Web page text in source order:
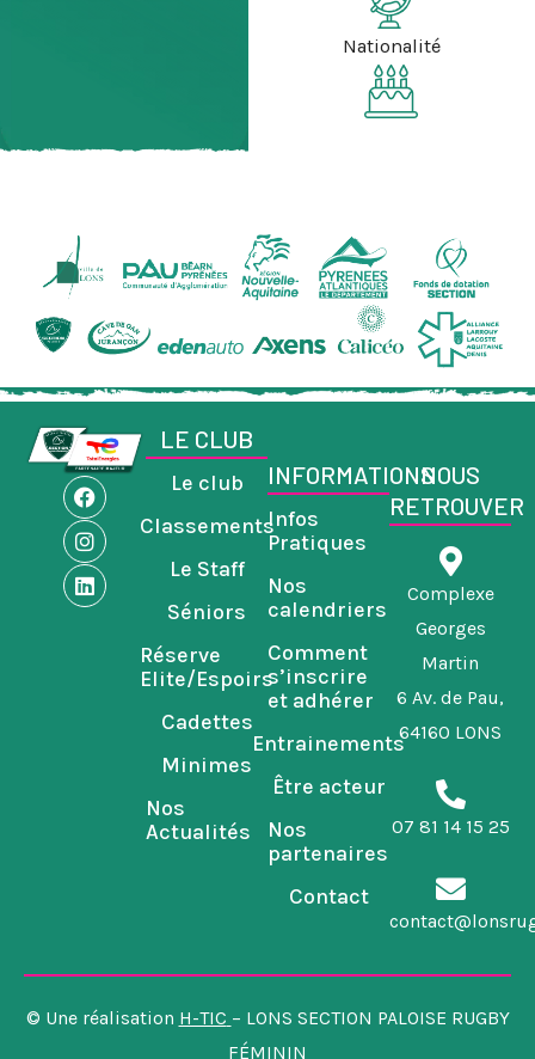
Nationalité
F
a
c
e
b
o
o
I
n
s
t
a
g
r
L
i
n
k
e
d
i
LE CLUB
Le club
Classements
Le Staff
Séniors
Réserve
Elite/Espoirs
Cadettes
Minimes
Nos
Actualités
INFORMATIONS
Infos
Pratiques
Nos
calendriers
Comment
s’inscrire
et adhérer
Entrainements
Être acteur
Nos
partenaires
Contact
NOUS
RETROUVER
Complexe
Georges
Martin
6 Av. de Pau,
64160 LONS
07 81 14 15 25
© Une réalisation H-TIC – LONS SECTION PALOISE RUGBY
FÉMININ